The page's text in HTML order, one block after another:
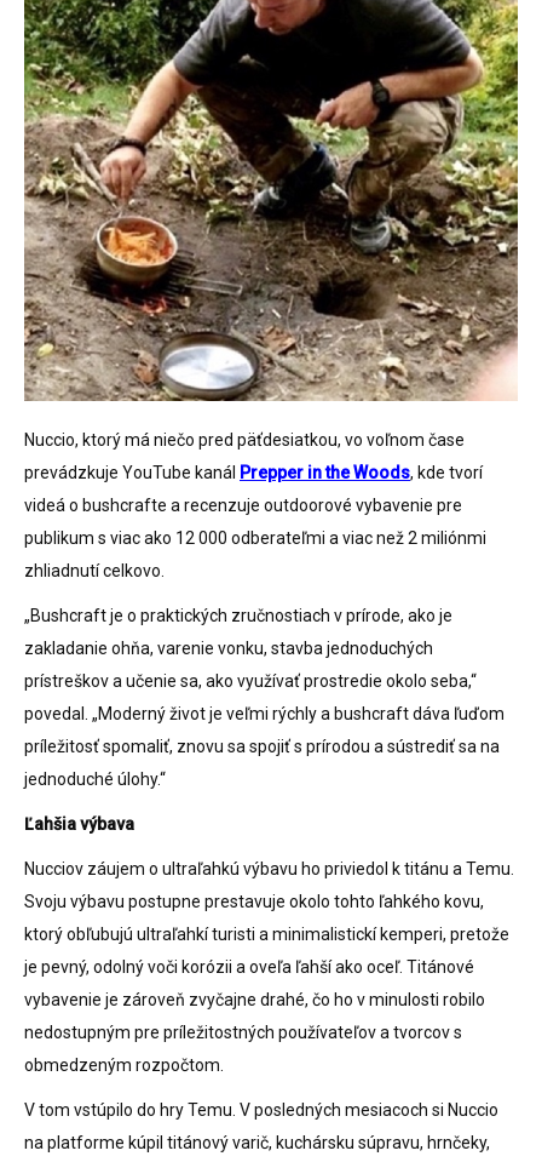
Nuccio, ktorý má niečo pred päťdesiatkou, vo voľnom čase
prevádzkuje YouTube kanál
Prepper in the Woods, kde tvorí
videá o bushcrafte a recenzuje outdoorové vybavenie pre
publikum s viac ako 12 000 odberateľmi a viac než 2 miliónmi
zhliadnutí celkovo.
„Bushcraft je o praktických zručnostiach v prírode, ako je
zakladanie ohňa, varenie vonku, stavba jednoduchých
prístreškov a učenie sa, ako využívať prostredie okolo seba,“
povedal. „Moderný život je veľmi rýchly a bushcraft dáva ľuďom
príležitosť spomaliť, znovu sa spojiť s prírodou a sústrediť sa na
jednoduché úlohy.“
Ľahšia výbava
Nucciov záujem o ultraľahkú výbavu ho priviedol k titánu a Temu.
Svoju výbavu postupne prestavuje okolo tohto ľahkého kovu,
ktorý obľubujú ultraľahkí turisti a minimalistickí kemperi, pretože
je pevný, odolný voči korózii a oveľa ľahší ako oceľ. Titánové
vybavenie je zároveň zvyčajne drahé, čo ho v minulosti robilo
nedostupným pre príležitostných používateľov a tvorcov s
obmedzeným rozpočtom.
V tom vstúpilo do hry Temu. V posledných mesiacoch si Nuccio
na platforme kúpil titánový varič, kuchársku súpravu, hrnčeky,